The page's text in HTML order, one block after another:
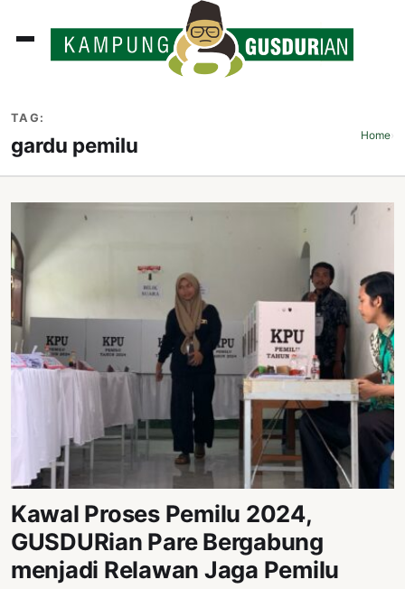
TAG:
gardu pemilu Home›
Kawal Proses Pemilu 2024,
GUSDURian Pare Bergabung
menjadi Relawan Jaga Pemilu